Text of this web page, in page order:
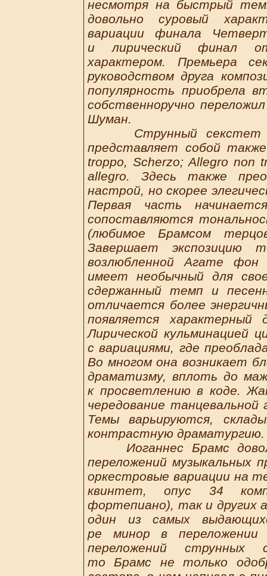
несмотря на быстрый
довольно суровый
вариации финала
и лирический финал
характером. Премьера
руководством друга
популярность приобрела
собственноручно
Шуман.
Струнный секстет
представляет собой
troppo, Scherzo; Allegro non
allegro. Здесь также
настрой, но скорее
Первая часть
сопоставляются
(любимое Брамсом
Завершает экспозицию
возлюбленной Агате фон
имеет необычный для
сдержанный темп и
отличается более
появляется
Лирической кульминацией
с вариациями, где
Во многом она возникает
драматизму, вплоть до
к просветлению в коде.
чередование танцевальной
Темы варьируются,
контрастную драматургию.
Иоганнес Брамс
переложений музыкальных
оркестровые вариации на
квинтет, опус 34
фортепиано), так и других
один из самых
ре минор в
переложений струнных
то Брамс не только